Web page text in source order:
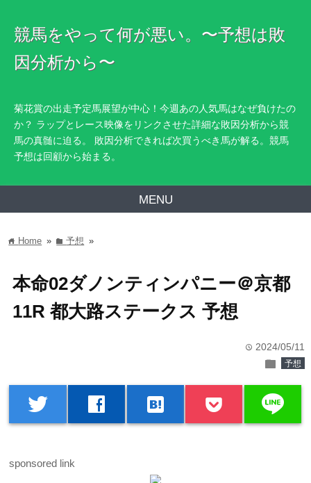
競馬をやって何が悪い。〜予想は敗
因分析から〜
菊花賞の出走予定馬展望が中心！今週あの人気馬はなぜ負けたの
か？ ラップとレース映像をリンクさせた詳細な敗因分析から競
馬の真髄に迫る。 敗因分析できれば次買うべき馬が解る。競馬
予想は回顧から始まる。
MENU
home Home » folder予想 »
本命02ダノンティンパニー＠京都
11R 都大路ステークス 予想
time 2024/05/11
folder 予想
twitter facebook hatenabookmark line
sponsored link